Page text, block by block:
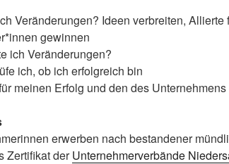
Veränderungen? Ideen verbreiten, Allierte
gewinnen
ich Veränderungen?
ich, ob ich erfolgreich bin
meinen Erfolg und den des Unternehmens
erwerben nach bestandener
Zertifikat derUnternehmerverbände